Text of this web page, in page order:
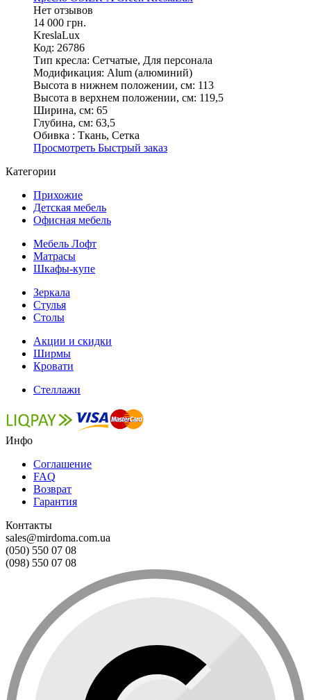
Нет отзывов
14 000 грн.
KreslaLux
Код: 26786
Тип кресла: Сетчатые, Для персонала
Модификация: Alum (алюминий)
Высота в нижнем положении, см: 113
Высота в верхнем положении, см: 119,5
Ширина, см: 65
Глубина, см: 63,5
Обивка : Ткань, Сетка
Просмотреть Быстрый заказ
Категории
Прихожие
Детская мебель
Офисная мебель
Мебель Лофт
Матрасы
Шкафы-купе
Зеркала
Стулья
Столы
Акции и скидки
Ширмы
Кровати
Стеллажи
Инфо
Соглашение
FAQ
Возврат
Гарантия
Контакты
sales@mirdoma.com.ua
(050) 550 07 08
(098) 550 07 08